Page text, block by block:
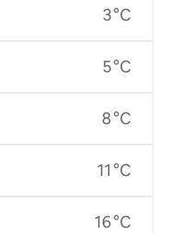
3 °C
5 °C
8 °C
11 °C
16 °C